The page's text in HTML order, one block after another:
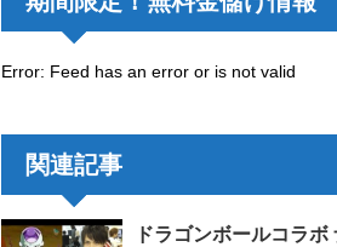
Error: Feed has an error or is not valid
関連記事
ドラゴンボールコラ